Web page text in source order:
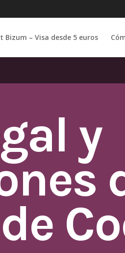
Bizum – Visa desde 5 euros
y